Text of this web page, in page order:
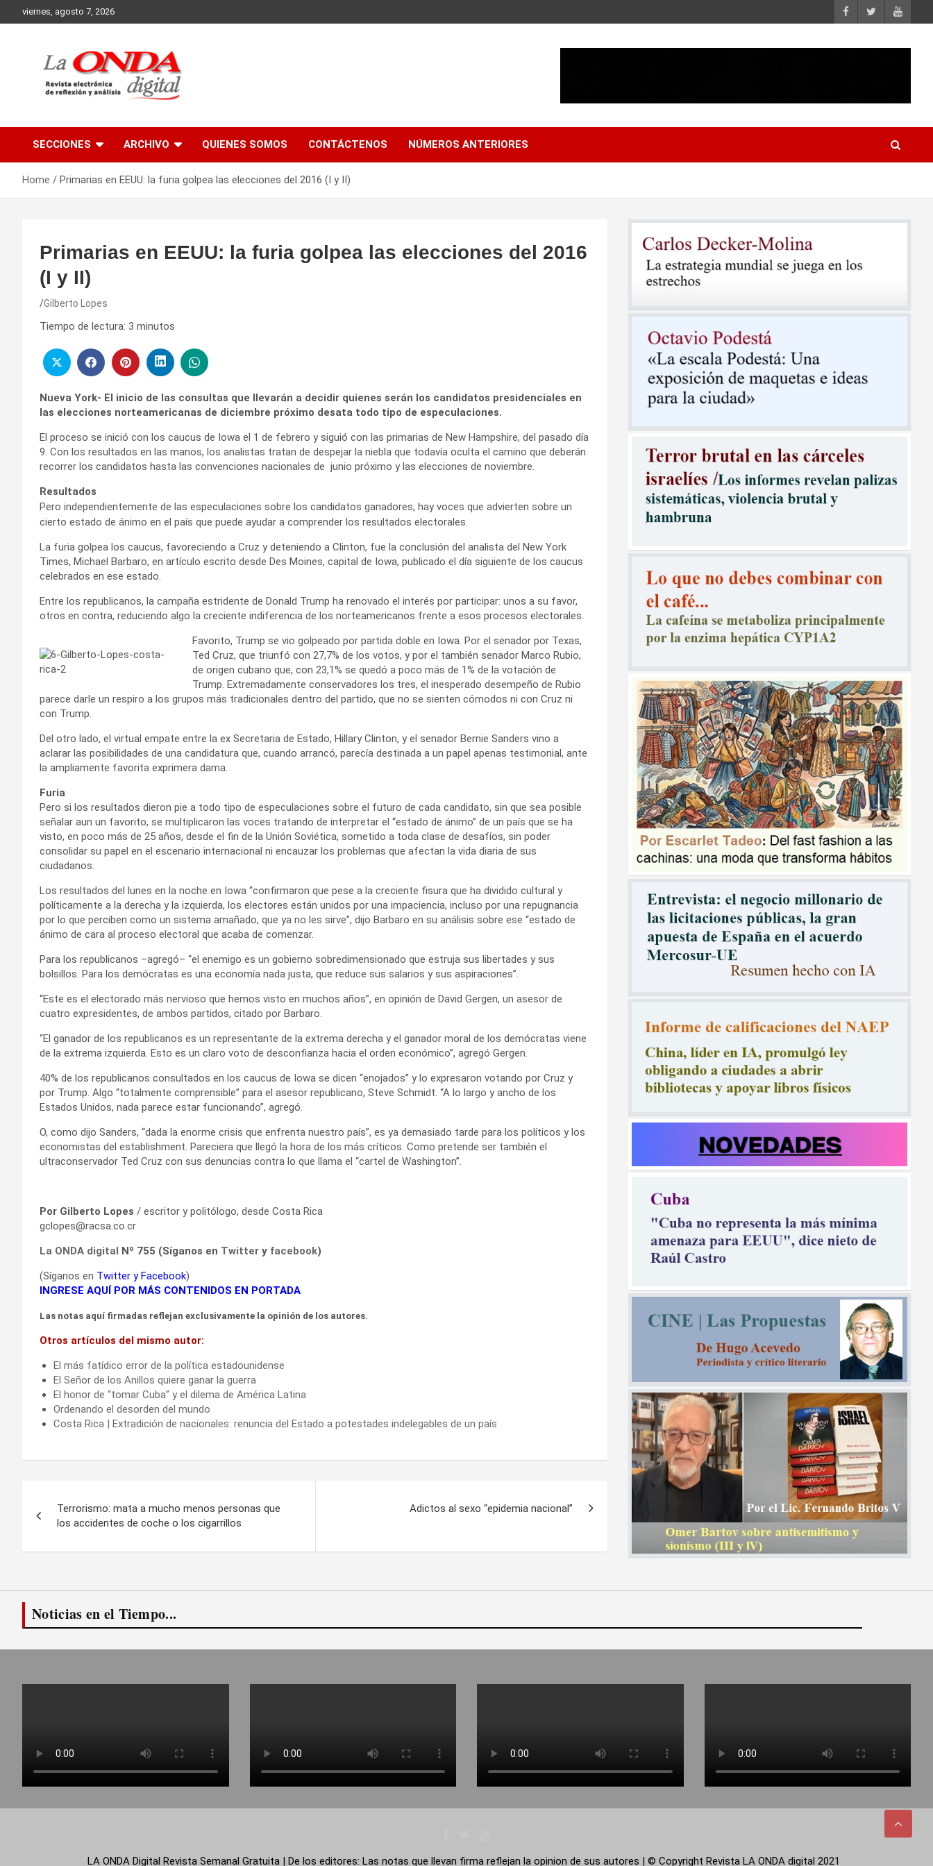
to
viernes, agosto 7, 2026
SECCIONES ARCHIVO QUIENES SOMOS CONTÁCTENOS NÚMEROS ANTERIORES
Home Primarias en EEUU: la furia golpea las elecciones del 2016 (I y II)
Primarias en EEUU: la furia golpea las elecciones del 2016
(I y II)
Gilberto Lopes
Tiempo de lectura: 3 minutos
Nueva York- El inicio de las consultas que llevarán a decidir quienes serán los candidatos presidenciales en
las elecciones norteamericanas de diciembre próximo desata todo tipo de especulaciones.
El proceso se inició con los caucus de Iowa el 1 de febrero y siguió con las primarias de New Hampshire, del pasado día
9. Con los resultados en las manos, los analistas tratan de despejar la niebla que todavía oculta el camino que deberán
recorrer los candidatos hasta las convenciones nacionales de junio próximo y las elecciones de noviembre.
Resultados
Pero independientemente de las especulaciones sobre los candidatos ganadores, hay voces que advierten sobre un
cierto estado de ánimo en el país que puede ayudar a comprender los resultados electorales.
La furia golpea los caucus, favoreciendo a Cruz y deteniendo a Clinton, fue la conclusión del analista del New York
Times, Michael Barbaro, en artículo escrito desde Des Moines, capital de Iowa, publicado el día siguiente de los caucus
celebrados en ese estado.
Entre los republicanos, la campaña estridente de Donald Trump ha renovado el interés por participar: unos a su favor,
otros en contra, reduciendo algo la creciente indiferencia de los norteamericanos frente a esos procesos electorales.
Favorito, Trump se vio golpeado por partida doble en Iowa. Por el senador por Texas,
Ted Cruz, que triunfó con 27,7% de los votos, y por el también senador Marco Rubio,
de origen cubano que, con 23,1% se quedó a poco más de 1% de la votación de
Trump. Extremadamente conservadores los tres, el inesperado desempeño de Rubio
parece darle un respiro a los grupos más tradicionales dentro del partido, que no se sienten cómodos ni con Cruz ni
con Trump.
Del otro lado, el virtual empate entre la ex Secretaria de Estado, Hillary Clinton, y el senador Bernie Sanders vino a
aclarar las posibilidades de una candidatura que, cuando arrancó, parecía destinada a un papel apenas testimonial, ante
la ampliamente favorita exprimera dama.
Furia
Pero si los resultados dieron pie a todo tipo de especulaciones sobre el futuro de cada candidato, sin que sea posible
señalar aun un favorito, se multiplicaron las voces tratando de interpretar el “estado de ánimo” de un país que se ha
visto, en poco más de 25 años, desde el fin de la Unión Soviética, sometido a toda clase de desafíos, sin poder
consolidar su papel en el escenario internacional ni encauzar los problemas que afectan la vida diaria de sus
ciudadanos.
Los resultados del lunes en la noche en Iowa “confirmaron que pese a la creciente fisura que ha dividido cultural y
políticamente a la derecha y la izquierda, los electores están unidos por una impaciencia, incluso por una repugnancia
por lo que perciben como un sistema amañado, que ya no les sirve”, dijo Barbaro en su análisis sobre ese “estado de
ánimo de cara al proceso electoral que acaba de comenzar.
Para los republicanos –agregó– “el enemigo es un gobierno sobredimensionado que estruja sus libertades y sus
bolsillos. Para los demócratas es una economía nada justa, que reduce sus salarios y sus aspiraciones”.
“Este es el electorado más nervioso que hemos visto en muchos años”, en opinión de David Gergen, un asesor de
cuatro expresidentes, de ambos partidos, citado por Barbaro.
“El ganador de los republicanos es un representante de la extrema derecha y el ganador moral de los demócratas viene
de la extrema izquierda. Esto es un claro voto de desconfianza hacia el orden económico”, agregó Gergen.
40% de los republicanos consultados en los caucus de Iowa se dicen “enojados” y lo expresaron votando por Cruz y
por Trump. Algo “totalmente comprensible” para el asesor republicano, Steve Schmidt. “A lo largo y ancho de los
Estados Unidos, nada parece estar funcionando”, agregó.
O, como dijo Sanders, “dada la enorme crisis que enfrenta nuestro país”, es ya demasiado tarde para los políticos y los
economistas del establishment. Pareciera que llegó la hora de los más críticos. Como pretende ser también el
ultraconservador Ted Cruz con sus denuncias contra lo que llama el “cartel de Washington”.
Por Gilberto Lopes / escritor y politólogo, desde Costa Rica
gclopes@racsa.co.cr
La ONDA digital Nº 755 (Síganos en Twitter y facebook)
(Síganos en Twitter yFacebook)
INGRESE AQUÍ POR MÁS CONTENIDOS EN PORTADA
Las notas aquí firmadas reflejan exclusivamente la opinión de los autores.
Otros artículos del mismo autor:
El más fatídico error de la política estadounidense
El Señor de los Anillos quiere ganar la guerra
El honor de “tomar Cuba” y el dilema de América Latina
Ordenando el desorden del mundo
Costa Rica | Extradición de nacionales: renuncia del Estado a potestades indelegables de un país
de
entradas
Terrorismo: mata a mucho menos personas que
los accidentes de coche o los cigarrillos
Adictos al sexo “epidemia nacional”
Noticias en el Tiempo...
LA ONDA Digital Revista Semanal Gratuita | De los editores: Las notas que llevan firma reflejan la opinion de sus autores | © Copyright Revista LA ONDA digital 2021